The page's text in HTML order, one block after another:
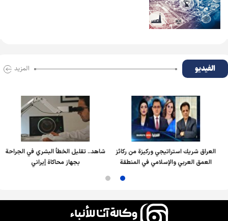
الفیدیو المزید
العراق شريك استراتيجي وركيزة من ركائز
العمق العربي والإسلامي في المنطقة
شاهد.. تقليل الخطأ البشري في الجراحة
بجهاز محاكاة إيراني